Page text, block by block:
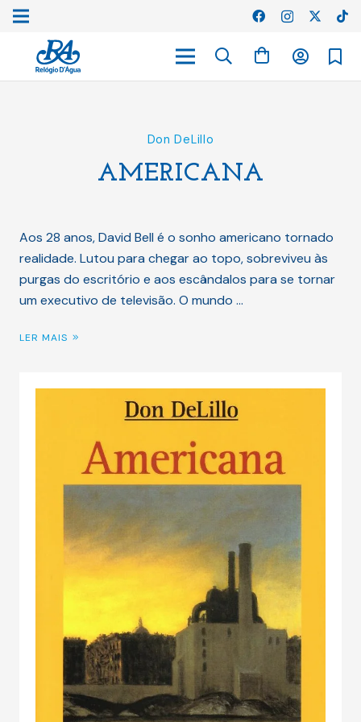
Don DeLillo
AMERICANA
Aos 28 anos, David Bell é o sonho americano tornado
realidade. Lutou para chegar ao topo, sobreviveu às
purgas do escritório e aos escândalos para se tornar
um executivo de televisão. O mundo …
LER MAIS